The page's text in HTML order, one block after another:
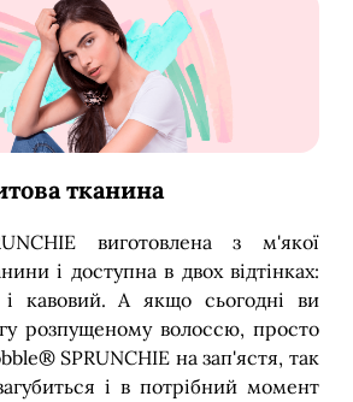
тканина
виготовлена з м'якої
і доступна в двох відтінках:
кавовий. А якщо сьогодні ви
розпущеному волоссю, просто
SPRUNCHIE на зап'ястя, так
і в потрібний момент